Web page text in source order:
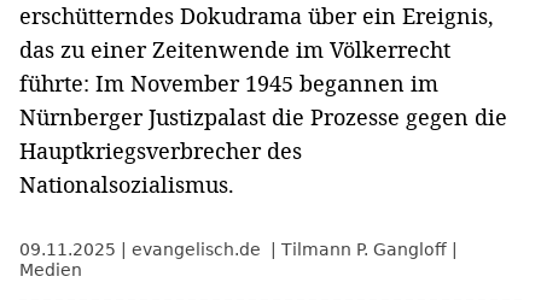
erschütterndes Dokudrama über ein Ereignis,
das zu einer Zeitenwende im Völkerrecht
führte: Im November 1945 begannen im
Nürnberger Justizpalast die Prozesse gegen die
Hauptkriegsverbrecher des
Nationalsozialismus.
09.11.2025 evangelisch.de
Tilmann P. Gangloff
Medien